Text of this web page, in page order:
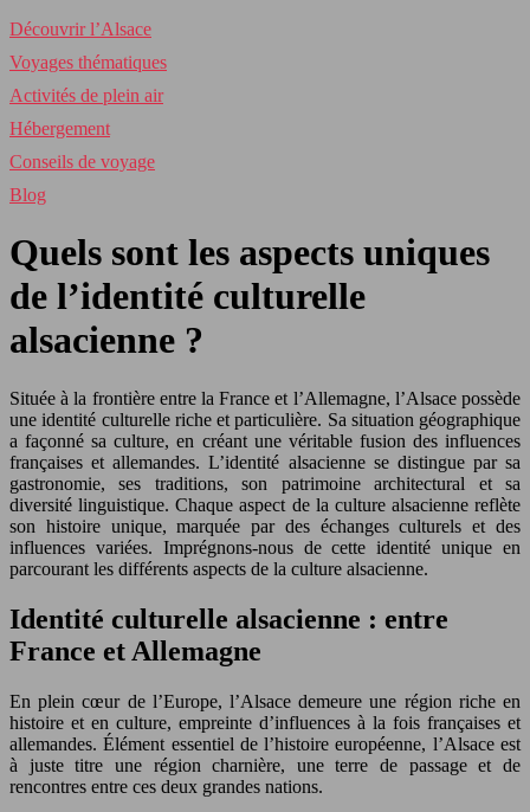
Découvrir l’Alsace
Voyages thématiques
Activités de plein air
Hébergement
Conseils de voyage
Blog
Quels sont les aspects uniques
de l’identité culturelle
alsacienne ?
Située à la frontière entre la France et l’Allemagne, l’Alsace possède
une identité culturelle riche et particulière. Sa situation géographique
a façonné sa culture, en créant une véritable fusion des influences
françaises et allemandes. L’identité alsacienne se distingue par sa
gastronomie, ses traditions, son patrimoine architectural et sa
diversité linguistique. Chaque aspect de la culture alsacienne reflète
son histoire unique, marquée par des échanges culturels et des
influences variées. Imprégnons-nous de cette identité unique en
parcourant les différents aspects de la culture alsacienne.
Identité culturelle alsacienne : entre
France et Allemagne
En plein cœur de l’Europe, l’Alsace demeure une région riche en
histoire et en culture, empreinte d’influences à la fois françaises et
allemandes. Élément essentiel de l’histoire européenne, l’Alsace est
à juste titre une région charnière, une terre de passage et de
rencontres entre ces deux grandes nations.